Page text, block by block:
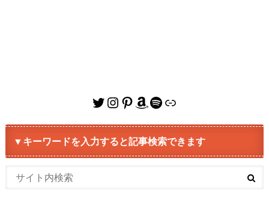
Twitter
Instagram
Pinterest
Amazon
Spotify
リンク
▼キーワードを入力すると記事検索できます